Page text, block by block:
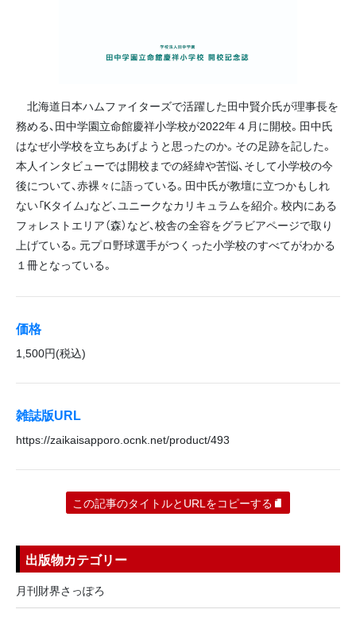
北海道日本ハムファイターズで活躍した田中賢介氏が理事長を
務める、田中学園立命館慶祥小学校が2022年４月に開校。田中氏
はなぜ小学校を立ちあげようと思ったのか。その足跡を記した。
本人インタビューでは開校までの経緯や苦悩、そして小学校の今
後について、赤裸々に語っている。田中氏が教壇に立つかもしれ
ない「Kタイム」など、ユニークなカリキュラムを紹介。校内にある
フォレストエリア（森）など、校舎の全容をグラビアページで取り
上げている。元プロ野球選手がつくった小学校のすべてがわかる
１冊となっている。
価格
1,500円(税込)
雑誌版URL
https://zaikaisapporo.ocnk.net/product/493
この記事のタイトルとURLをコピーする
出版物カテゴリー
月刊財界さっぽろ